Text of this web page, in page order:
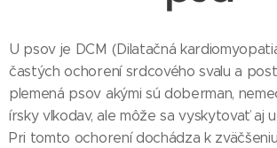
U psov je DCM (Dilatačná
častých ochorení srdcového svalu a
plemená psov akými sú doberman,
írsky vlkodav, ale môže sa vyskytovať aj
Pri tomto ochorení dochádza k